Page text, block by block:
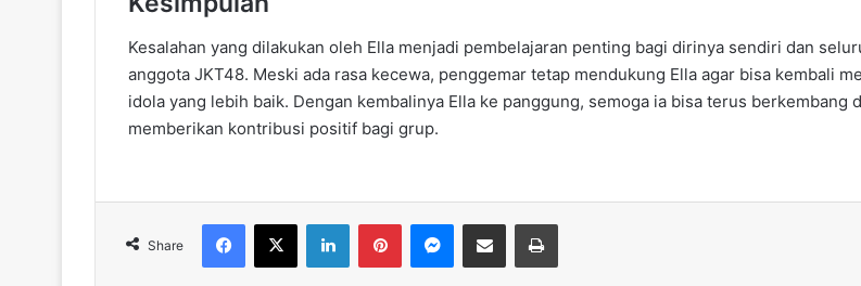
Kesalahan yang dilakukan oleh Ella menjadi pembelajaran penting bagi dirinya sendiri dan
anggota JKT48. Meski ada rasa kecewa, penggemar tetap mendukung Ella agar bisa kembali
idola yang lebih baik. Dengan kembalinya Ella ke panggung, semoga ia bisa terus berkembang
memberikan kontribusi positif bagi grup.
Share